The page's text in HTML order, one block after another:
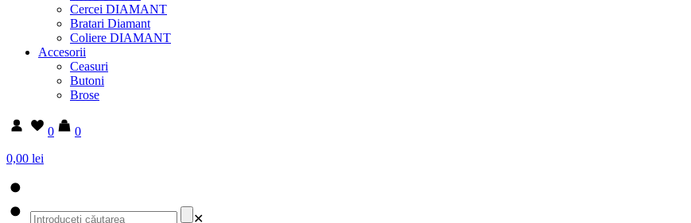
Cercei DIAMANT
Bratari Diamant
Coliere DIAMANT
Accesorii
Ceasuri
Butoni
Brose
0
0
0,00 lei
✕